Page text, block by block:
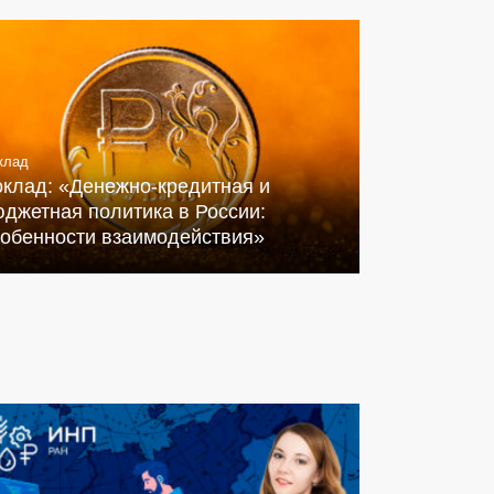
«Денежно-кредитная и
политика в России:
взаимодействия»